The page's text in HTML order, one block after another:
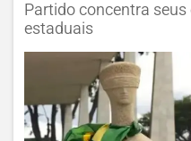
Partido concentra
estaduais